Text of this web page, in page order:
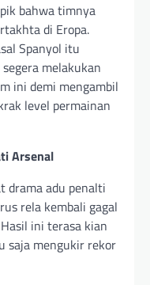
bahwa timnya
di Eropa.
Spanyol itu
melakukan
ini demi mengambil
level permainan
Arsenal
drama adu penalti
rela kembali gagal
ini terasa kian
saja mengukir rekor